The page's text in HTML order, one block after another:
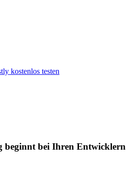
kostenlos testen
beginnt bei Ihren Entwicklern